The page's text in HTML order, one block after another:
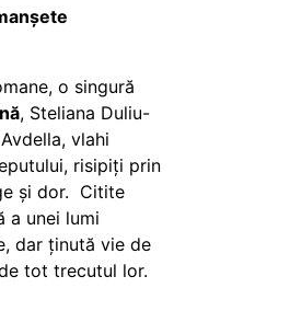
o singură
, Steliana Duliu-
vlahi
risipiți prin
și dor. Citite
a unei lumi
dar ținută vie de
tot trecutul lor.